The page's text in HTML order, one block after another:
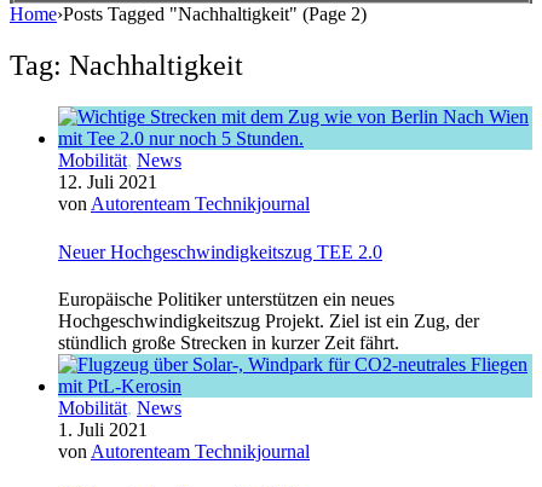
Home›Posts Tagged "Nachhaltigkeit" (Page 2)
Tag: Nachhaltigkeit
Mobilität, News
12. Juli 2021
von Autorenteam Technikjournal
Neuer Hochgeschwindigkeitszug TEE 2.0
Europäische Politiker unterstützen ein neues
Hochgeschwindigkeitszug Projekt. Ziel ist ein Zug, der
stündlich große Strecken in kurzer Zeit fährt.
Mobilität, News
1. Juli 2021
von Autorenteam Technikjournal